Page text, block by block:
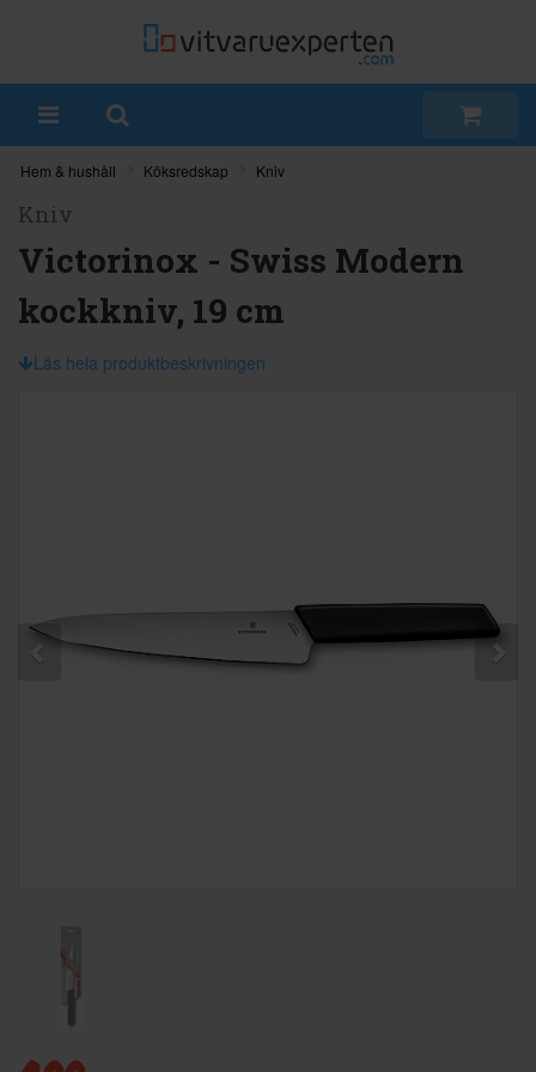
Hem & hushåll Köksredskap Kniv
Kniv
Victorinox - Swiss Modern
kockkniv, 19 cm
Läs hela produktbeskrivningen